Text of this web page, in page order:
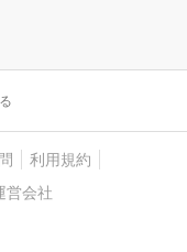
利用規約
営会社